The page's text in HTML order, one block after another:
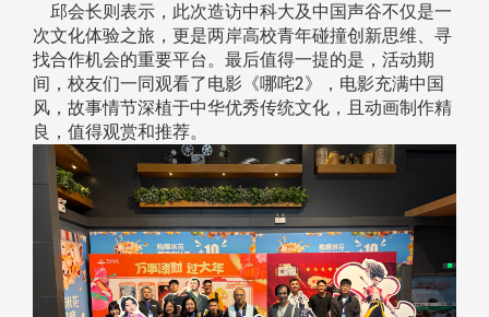
邱会长则表示，此次造访中科大及中国声谷不仅是一
次文化体验之旅，更是两岸高校青年碰撞创新思维、寻
找合作机会的重要平台。最后值得一提的是，活动期
间，校友们一同观看了电影《哪咤2》，电影充满中国
风，故事情节深植于中华优秀传统文化，且动画制作精
良，值得观赏和推荐。